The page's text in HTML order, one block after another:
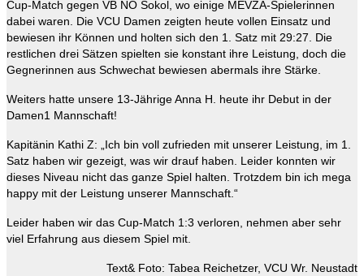
Cup-Match gegen VB NÖ Sokol, wo einige MEVZA-Spielerinnen
dabei waren. Die VCU Damen zeigten heute vollen Einsatz und
bewiesen ihr Können und holten sich den 1. Satz mit 29:27. Die
restlichen drei Sätzen spielten sie konstant ihre Leistung, doch die
Gegnerinnen aus Schwechat bewiesen abermals ihre Stärke.
Weiters hatte unsere 13-Jährige Anna H. heute ihr Debut in der
Damen1 Mannschaft!
Kapitänin Kathi Z: „Ich bin voll zufrieden mit unserer Leistung, im 1.
Satz haben wir gezeigt, was wir drauf haben. Leider konnten wir
dieses Niveau nicht das ganze Spiel halten. Trotzdem bin ich mega
happy mit der Leistung unserer Mannschaft.“
Leider haben wir das Cup-Match 1:3 verloren, nehmen aber sehr
viel Erfahrung aus diesem Spiel mit.
Text& Foto: Tabea Reichetzer, VCU Wr. Neustadt